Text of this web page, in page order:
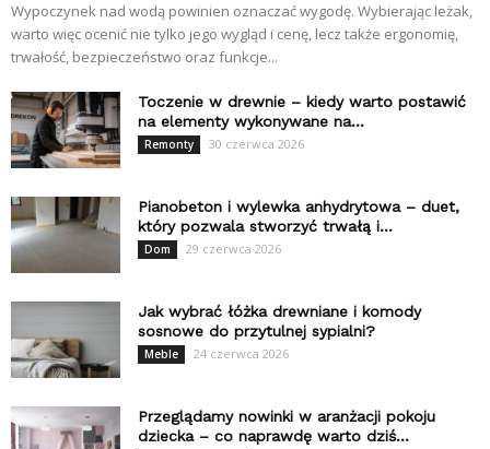
Wypoczynek nad wodą powinien oznaczać wygodę. Wybierając leżak,
warto więc ocenić nie tylko jego wygląd i cenę, lecz także ergonomię,
trwałość, bezpieczeństwo oraz funkcje...
Toczenie w drewnie – kiedy warto postawić
na elementy wykonywane na...
Remonty 30 czerwca 2026
Pianobeton i wylewka anhydrytowa – duet,
który pozwala stworzyć trwałą i...
Dom 29 czerwca 2026
Jak wybrać łóżka drewniane i komody
sosnowe do przytulnej sypialni?
Meble 24 czerwca 2026
Przeglądamy nowinki w aranżacji pokoju
dziecka – co naprawdę warto dziś...